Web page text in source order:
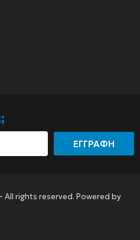
ΕΓΓΡΑΦΗ
rights reserved. Powered by